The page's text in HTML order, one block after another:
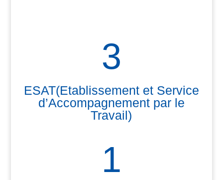
3
ESAT(Etablissement et Service
d’Accompagnement par le
Travail)
1